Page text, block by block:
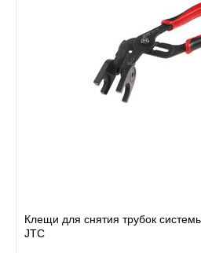
Клещи для снятия трубок
JTC